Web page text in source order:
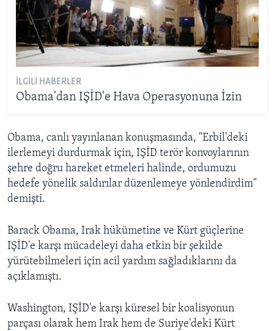
İLGILI HABERLER
Obama'dan IŞİD'e Hava Operasyonuna İzin
Obama, canlı yayınlanan konuşmasında, "Erbil'deki
ilerlemeyi durdurmak için, IŞİD terör konvoylarının
şehre doğru hareket etmeleri halinde, ordumuzu
hedefe yönelik saldırılar düzenlemeye yönlendirdim"
demişti.
Barack Obama, Irak hükümetine ve Kürt güçlerine
IŞİD'e karşı mücadeleyi daha etkin bir şekilde
yürütebilmeleri için acil yardım sağladıklarını da
açıklamıştı.
Washington, IŞİD'e karşı küresel bir koalisyonun
parçası olarak hem Irak hem de Suriye'deki Kürt